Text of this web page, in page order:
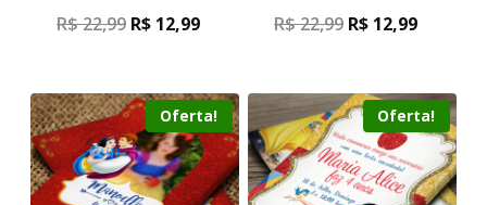
R$22,99 R$ 12,99 R$22,99 R$ 12,99
Oferta! Oferta!